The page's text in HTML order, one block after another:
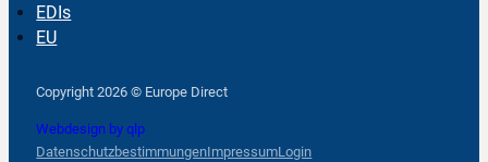
EDIs
EU
Copyright 2026 © Europe Direct
Webdesign by qlp
DatenschutzbestimmungenImpressumLogin